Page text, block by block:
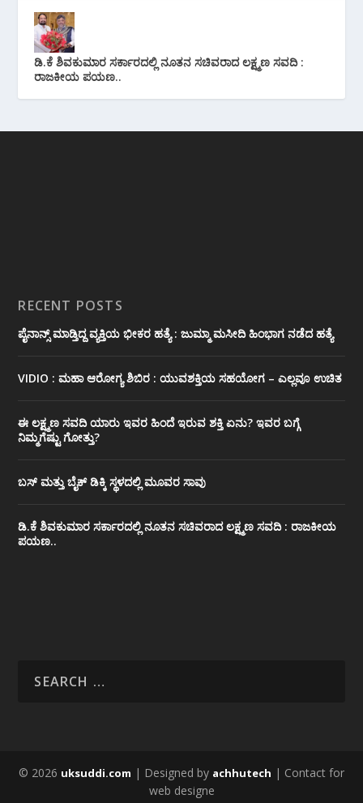
ಡಿ.ಕೆ ಶಿವಕುಮಾರ ಸರ್ಕಾರದಲ್ಲಿ ನೂತನ ಸಚಿವರಾದ ಲಕ್ಷ್ಮಣ ಸವದಿ :
ರಾಜಕೀಯ ಪಯಣ..
RECENT POSTS
ಪೈನಾನ್ಸ್ ಮಾಡ್ತಿದ್ದ ವ್ಯಕ್ತಿಯ ಭೀಕರ‌ ಹತ್ಯೆ : ಜುಮ್ಮಾ ಮಸೀದಿ ಹಿಂಭಾಗ ನಡೆದ ಹತ್ಯೆ
VIDIO : ಮಹಾ ಆರೋಗ್ಯ ಶಿಬಿರ : ಯುವಶಕ್ತಿಯ ಸಹಯೋಗ – ಎಲ್ಲವೂ ಉಚಿತ
ಈ ಲಕ್ಷ್ಮಣ ಸವದಿ ಯಾರು ಇವರ ಹಿಂದೆ ಇರುವ ಶಕ್ತಿ ಏನು? ಇವರ ಬಗ್ಗೆ
ನಿಮ್ಮಗೆಷ್ಟು ಗೋತ್ತು?
ಬಸ್ ಮತ್ತು ಬೈಕ್ ಡಿಕ್ಕಿ ಸ್ಥಳದಲ್ಲಿ ಮೂವರ ಸಾವು
ಡಿ.ಕೆ ಶಿವಕುಮಾರ ಸರ್ಕಾರದಲ್ಲಿ ನೂತನ ಸಚಿವರಾದ ಲಕ್ಷ್ಮಣ ಸವದಿ : ರಾಜಕೀಯ
ಪಯಣ..
© 2026 uksuddi.com | Designed by achhutech | Contact for
web designe